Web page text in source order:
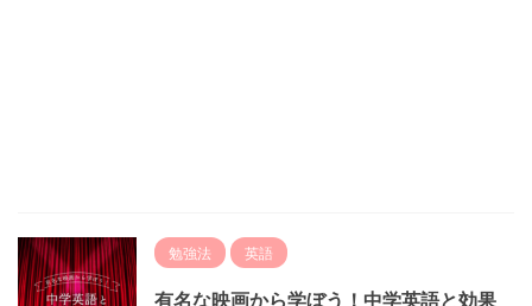
勉強法 英語
有名な映画から学ぼう！中学英語と効果